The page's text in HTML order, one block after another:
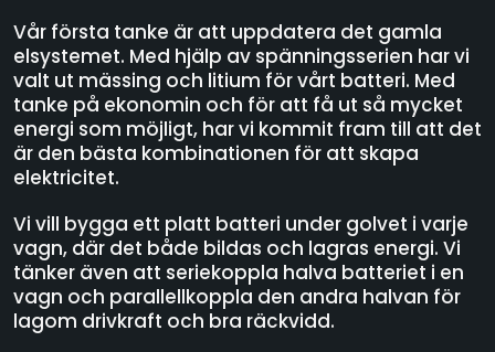
Vår första tanke är att uppdatera det gamla
elsystemet. Med hjälp av spänningsserien har vi
valt ut mässing och litium för vårt batteri. Med
tanke på ekonomin och för att få ut så mycket
energi som möjligt, har vi kommit fram till att det
är den bästa kombinationen för att skapa
elektricitet.
Vi vill bygga ett platt batteri under golvet i varje
vagn, där det både bildas och lagras energi. Vi
tänker även att seriekoppla halva batteriet i en
vagn och parallellkoppla den andra halvan för
lagom drivkraft och bra räckvidd.